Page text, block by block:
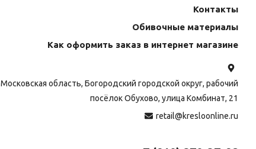
Контакты
Обивочные материалы
Как оформить заказ в интернет магазине
Московская область, Богородский городской округ, рабочий
посёлок Обухово, улица Комбинат, 21
retail@kresloonline.ru